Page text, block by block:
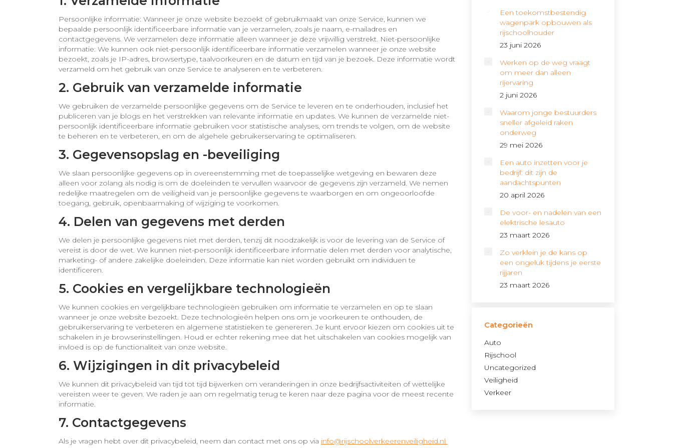
Persoonlijke informatie: Wanneer je onze website bezoekt of gebruikmaakt van onze Service, kunnen we
bepaalde persoonlijk identificeerbare informatie van je verzamelen, zoals je naam, e-mailadres en
contactgegevens. We verzamelen deze informatie alleen wanneer je deze vrijwillig verstrekt. Niet-persoonlijke
informatie: We kunnen ook niet-persoonlijk identificeerbare informatie verzamelen wanneer je onze website
bezoekt, zoals je IP-adres, browsertype, taalvoorkeuren en de datum en tijd van je bezoek. Deze informatie wordt
verzameld om het gebruik van onze Service te analyseren en te verbeteren.
2. Gebruik van verzamelde informatie
We gebruiken de verzamelde persoonlijke gegevens om de Service te leveren en te onderhouden, inclusief het
publiceren van je blogs en het verstrekken van relevante informatie en updates. We kunnen de verzamelde niet-
persoonlijk identificeerbare informatie gebruiken voor statistische analyses, om trends te volgen, om de website
te beheren en te verbeteren, en om de algehele gebruikerservaring te optimaliseren.
3. Gegevensopslag en -beveiliging
We slaan persoonlijke gegevens op in overeenstemming met de toepasselijke wetgeving en bewaren deze
alleen voor zolang als nodig is om de doeleinden te vervullen waarvoor de gegevens zijn verzameld. We nemen
redelijke maatregelen om de veiligheid van je persoonlijke gegevens te waarborgen en om ongeoorloofde
toegang, gebruik, openbaarmaking of wijziging te voorkomen.
4. Delen van gegevens met derden
We delen je persoonlijke gegevens niet met derden, tenzij dit noodzakelijk is voor de levering van de Service of
vereist is door de wet. We kunnen niet-persoonlijk identificeerbare informatie delen met derden voor analytische,
marketing- of andere zakelijke doeleinden. Deze informatie kan niet worden gebruikt om individuen te
identificeren.
5. Cookies en vergelijkbare technologieën
We kunnen cookies en vergelijkbare technologieën gebruiken om informatie te verzamelen en op te slaan
wanneer je onze website bezoekt. Deze technologieën helpen ons om je voorkeuren te onthouden, de
gebruikerservaring te verbeteren en algemene statistieken te genereren. Je kunt ervoor kiezen om cookies uit te
schakelen in je browserinstellingen. Houd er echter rekening mee dat het uitschakelen van cookies mogelijk van
invloed is op de functionaliteit van onze website.
6. Wijzigingen in dit privacybeleid
We kunnen dit privacybeleid van tijd tot tijd bijwerken om veranderingen in onze bedrijfsactiviteiten of wettelijke
vereisten weer te geven. We raden je aan om regelmatig terug te keren naar deze pagina voor de meest recente
informatie.
7. Contactgegevens
Als je vragen hebt over dit privacybeleid, neem dan contact met ons op via info@rijschoolverkeerenveiligheid.nl
Een toekomstbestendig
wagenpark opbouwen als
rijschoolhouder
23 juni 2026
Werken op de weg vraagt
om meer dan alleen
rijervaring
2 juni 2026
Waarom jonge bestuurders
sneller afgeleid raken
onderweg
29 mei 2026
Een auto inzetten voor je
bedrijf: dit zijn de
aandachtspunten
20 april 2026
De voor- en nadelen van een
elektrische lesauto
23 maart 2026
Zo verklein je de kans op
een ongeluk tijdens je eerste
rijjaren
23 maart 2026
Categorieën
Auto
Rijschool
Uncategorized
Veiligheid
Verkeer